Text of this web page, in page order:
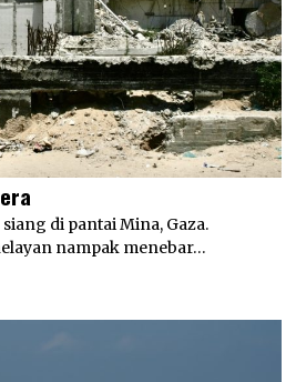
di pantai Mina, Gaza.
nampak menebar…